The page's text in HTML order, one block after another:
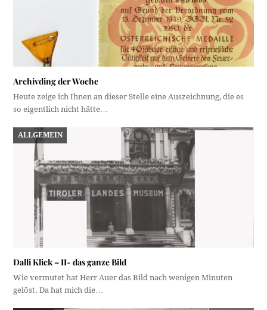
Archivding der Woche
Heute zeige ich Ihnen an dieser Stelle eine Auszeichnung, die es
so eigentlich nicht hätte…
ALLGEMEIN
Dalli Klick – II- das ganze Bild
Wie vermutet hat Herr Auer das Bild nach wenigen Minuten
gelöst. Da hat mich die…